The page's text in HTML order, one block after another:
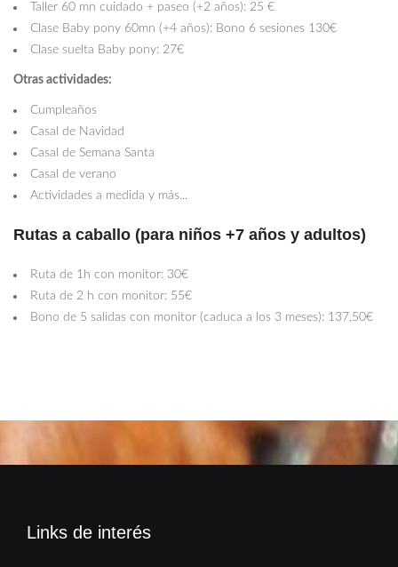
Taller 60 mn cuidado + paseo (+2 años): 25 €
Clase Baby pony 60mn (+4 años): Bono 6 sesiones 130€
Clase suelta Baby pony: 27€
Otras actividades:
Cumpleaños
Casal de Navidad
Casal de Semana Santa
Casal de verano
Actividades a medida y más...
Rutas a caballo (para niños +7 años y adultos)
Ruta de 1h con monitor: 30€
Ruta de 2 h con monitor: 55€
Bono de 5 salidas con monitor (caduca a los 3 meses): 137,50€
Links de interés